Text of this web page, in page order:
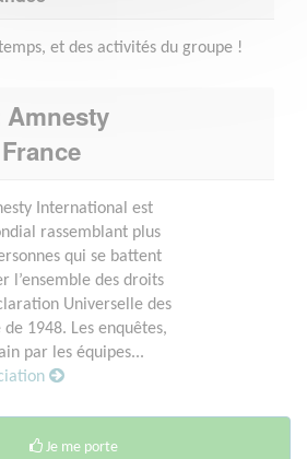
et des activités du groupe !
International est
rassemblant plus
qui se battent
l’ensemble des droits
Universelle des
1948. Les enquêtes,
par les équipes...
Je me porte